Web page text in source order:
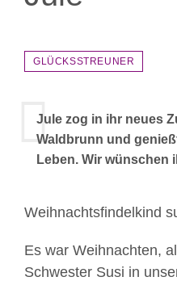
GLÜCKSSTREUNER
Jule zog in ihr neues
Waldbrunn und
Leben. Wir wünschen
Weihnachtsfindelkind
Es war Weihnachten,
Schwester Susi in